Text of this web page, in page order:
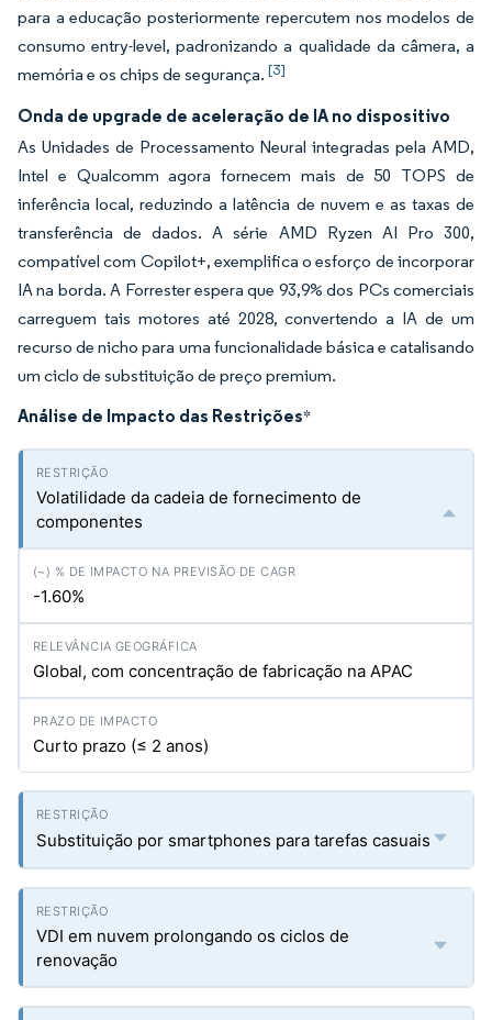
para a educação posteriormente repercutem nos modelos de
consumo entry-level, padronizando a qualidade da câmera, a
memória e os chips de segurança. [3]
Onda de upgrade de aceleração de IA no dispositivo
As Unidades de Processamento Neural integradas pela AMD,
Intel e Qualcomm agora fornecem mais de 50 TOPS de
inferência local, reduzindo a latência de nuvem e as taxas de
transferência de dados. A série AMD Ryzen AI Pro 300,
compatível com Copilot+, exemplifica o esforço de incorporar
IA na borda. A Forrester espera que 93,9% dos PCs comerciais
carreguem tais motores até 2028, convertendo a IA de um
recurso de nicho para uma funcionalidade básica e catalisando
um ciclo de substituição de preço premium.
Análise de Impacto das Restrições*
Volatilidade da cadeia de fornecimento de
componentes
-1.60%
Global, com concentração de fabricação na APAC
Curto prazo (≤ 2 anos)
Substituição por smartphones para tarefas casuais
VDI em nuvem prolongando os ciclos de
renovação